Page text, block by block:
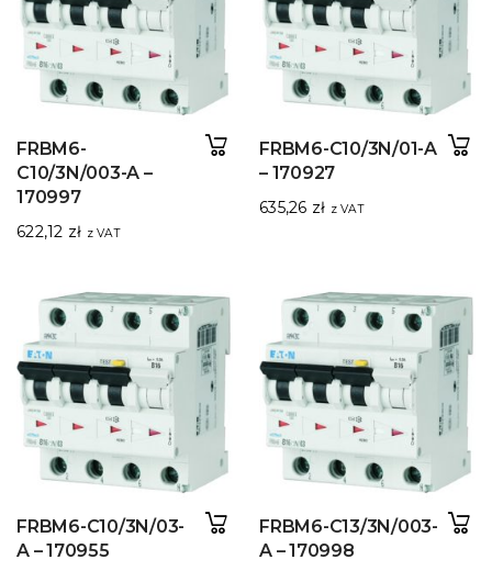
FRBM6-
C10/3N/003-A –
170997
622,12 zł z VAT
FRBM6-C10/3N/01-A
– 170927
635,26 zł z VAT
FRBM6-C10/3N/03-
A – 170955
FRBM6-C13/3N/003-
A – 170998